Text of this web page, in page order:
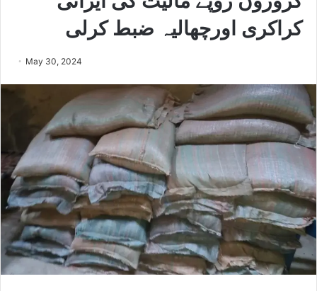
کراکری اورچھالیہ ضبط کرلی
May 30, 2024